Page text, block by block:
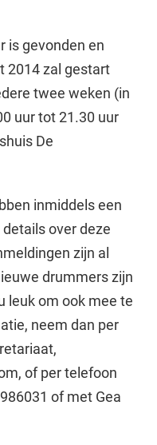
is gevonden en
2014 zal gestart
twee weken (in
uur tot 21.30 uur
De
inmiddels een
over deze
zijn al
drummers zijn
leuk om ook mee te
neem dan per
of per telefoon
of met Gea